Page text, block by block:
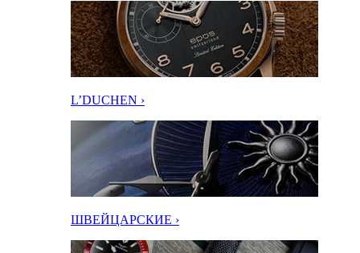
L’DUCHEN ›
ШВЕЙЦАРСКИЕ ›